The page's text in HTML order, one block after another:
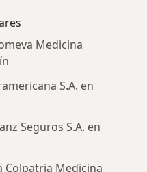
Medicina
S.A. en
Seguros S.A. en
Colpatria Medicina